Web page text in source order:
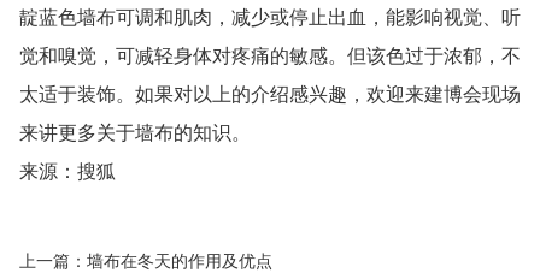
靛蓝色墙布可调和肌肉，减少或停止出血，能影响视觉、听
觉和嗅觉，可减轻身体对疼痛的敏感。但该色过于浓郁，不
太适于装饰。如果对以上的介绍感兴趣，欢迎来建博会现场
来讲更多关于墙布的知识。
来源：搜狐
上一篇：墙布在冬天的作用及优点